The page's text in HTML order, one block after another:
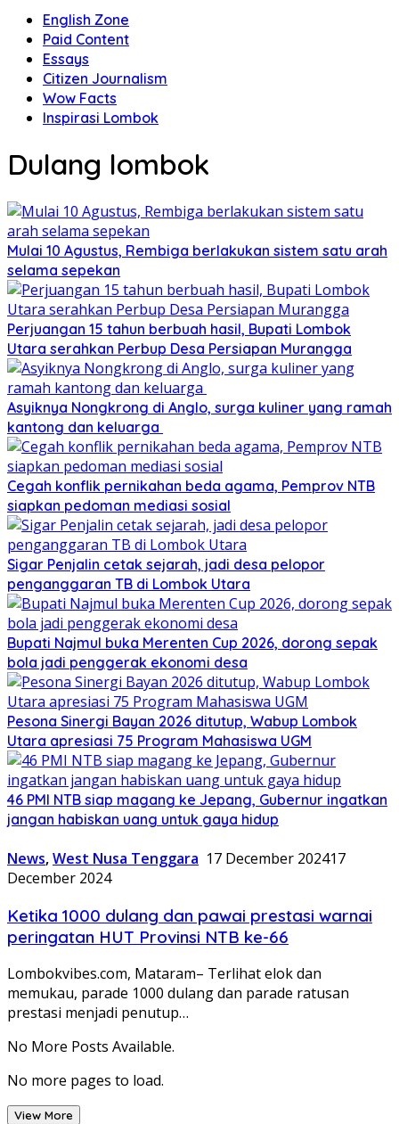
English Zone
Paid Content
Essays
Citizen Journalism
Wow Facts
Inspirasi Lombok
Dulang lombok
Mulai 10 Agustus, Rembiga berlakukan sistem satu arah
selama sepekan
Perjuangan 15 tahun berbuah hasil, Bupati Lombok
Utara serahkan Perbup Desa Persiapan Murangga
Asyiknya Nongkrong di Anglo, surga kuliner yang ramah
kantong dan keluarga
Cegah konflik pernikahan beda agama, Pemprov NTB
siapkan pedoman mediasi sosial
Sigar Penjalin cetak sejarah, jadi desa pelopor
penganggaran TB di Lombok Utara
Bupati Najmul buka Merenten Cup 2026, dorong sepak
bola jadi penggerak ekonomi desa
Pesona Sinergi Bayan 2026 ditutup, Wabup Lombok
Utara apresiasi 75 Program Mahasiswa UGM
46 PMI NTB siap magang ke Jepang, Gubernur ingatkan
jangan habiskan uang untuk gaya hidup
News,West Nusa Tenggara 17 December 202417
December 2024
Ketika 1000 dulang dan pawai prestasi warnai
peringatan HUT Provinsi NTB ke-66
Lombokvibes.com, Mataram– Terlihat elok dan
memukau, parade 1000 dulang dan parade ratusan
prestasi menjadi penutup…
No More Posts Available.
No more pages to load.
View More